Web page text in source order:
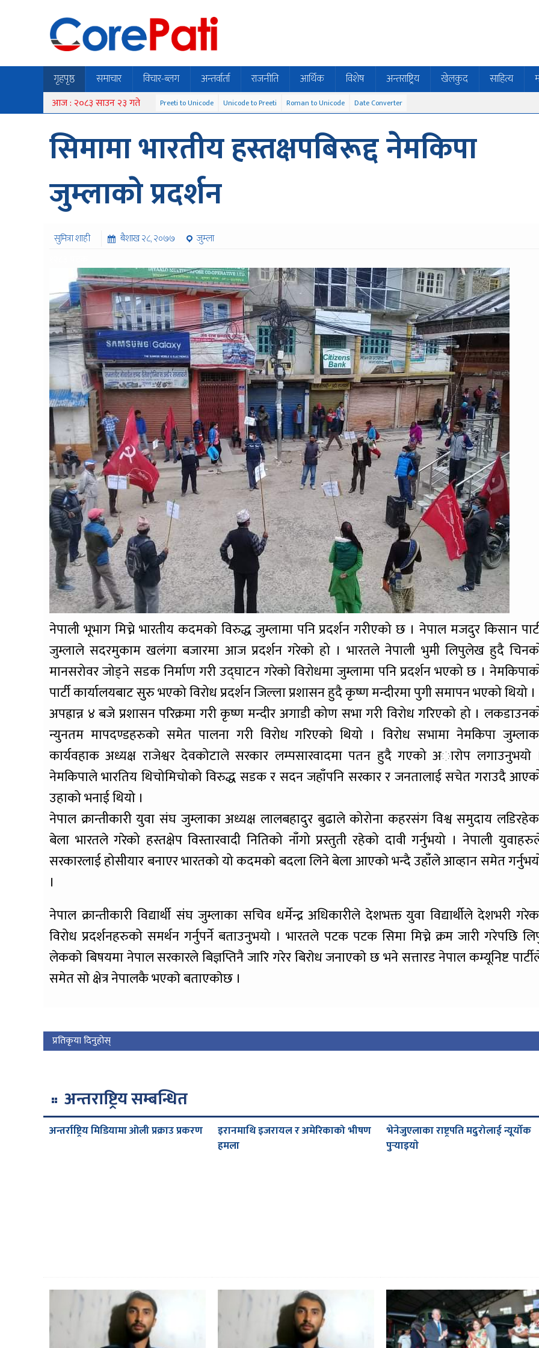
गृहपृष्ठ समाचार विचार-ब्लग अन्तर्वार्ता राजनीति आर्थिक विशेष अन्तराष्ट्रिय खेलकुद साहित्य
आज : २०८३ साउन २३ गते Preeti to Unicode Unicode to Preeti Roman to Unicode Date Converter
सिमामा भारतीय हस्तक्षपबिरूद्द नेमकिपा
जुम्लाकाे प्रदर्शन
सुमित्रा शाही बैशाख २८, २०७७
जुम्ला
नेपाली भूभाग मिच्ने भारतीय कदमको विरुद्ध जुम्लामा पनि प्रदर्शन गरीएको छ । नेपाल मजदुर किसान
जुम्लाले सदरमुकाम खलंगा बजारमा आज प्रदर्शन गरेको हो । भारतले नेपाली भुमी लिपुलेख हुदै
मानसरोवर जोड्ने सडक निर्माण गरी उद्घाटन गरेको विरोधमा जुम्लामा पनि प्रदर्शन भएको छ ।
पार्टी कार्यालयबाट सुरु भएको विरोध प्रदर्शन जिल्ला प्रशासन हुदै कृष्ण मन्दीरमा पुगी समापन भएको थियो ।
अपह्रान्न ४ बजे प्रशासन परिक्रमा गरी कृष्ण मन्दीर अगाडी कोण सभा गरी विरोध गरिएको हो ।
न्युनतम मापदण्डहरुको समेत पालना गरी विरोध गरिएको थियो । विरोध सभामा नेमकिपा
कार्यवहाक अध्यक्ष राजेश्वर देवकोटाले सरकार लम्पसारवादमा पतन हुदै गएको अाराेप लगाउनुभयाे
नेमकिपाले भारतिय थिचोमिचोको विरुद्ध सडक र सदन जहाँपनि सरकार र जनतालाई सचेत गराउदै
उहाको भनाई थियो ।
नेपाल क्रान्तीकारी युवा संघ जुम्लाका अध्यक्ष लालबहादुर बुढाले कोरोना कहरसंग विश्व समुदाय
बेला भारतले गरेको हस्तक्षेप विस्तारवादी नितिको नाँगो प्रस्तुती रहेको दावी गर्नुभयो । नेपाली
सरकारलाई होसीयार बनाएर भारतको यो कदमको बदला लिने बेला आएको भन्दै उहाँले आव्हान समेत
।
नेपाल क्रान्तीकारी विद्यार्थी संघ जुम्लाका सचिव धर्मेन्द्र अधिकारीले देशभक्त युवा विद्यार्थीले देशभरी
विरोध प्रदर्शनहरुको समर्थन गर्नुपर्ने बताउनुभयो । भारतले पटक पटक सिमा मिच्ने क्रम जारी गरेपछि
लेककाे बिषयमा नेपाल सरकारले बिज्ञप्तिनै जारि गरेर बिराेध जनाएकाे छ भने सत्तारड नेपाल कम्यूनिष्ट
समेत साे क्षेत्र नेपालकै भएकाे बताएकाेछ ।
प्रतिकृया दिनुहोस्
अन्तराष्ट्रिय सम्बन्धित
अन्तर्राष्ट्रिय मिडियामा ओली प्रक्राउ प्रकरण
इरानमाथि इजरायल र अमेरिकाको भीषण
हमला
भेनेजुएलाका राष्ट्रपति मदुरोलाई न्यूर्योक
पुर्‍याइयाे